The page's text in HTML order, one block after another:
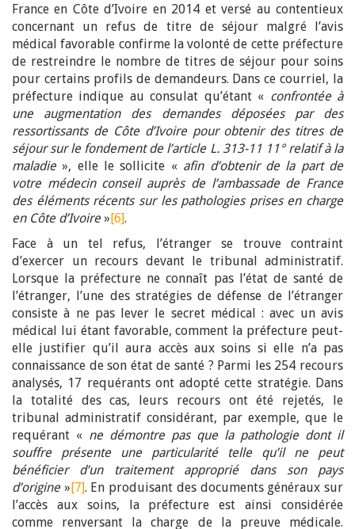
France en Côte d’Ivoire en 2014 et versé au contentieux
concernant un refus de titre de séjour malgré l’avis
médical favorable confirme la volonté de cette préfecture
de restreindre le nombre de titres de séjour pour soins
pour certains profils de demandeurs. Dans ce courriel, la
préfecture indique au consulat qu’étant « confrontée à
une augmentation des demandes déposées par des
ressortissants de Côte d’Ivoire pour obtenir des titres de
séjour sur le fondement de l’article L. 313-11 11° relatif à la
maladie», elle le sollicite « afin d’obtenir de la part de
votre médecin conseil auprès de l’ambassade de France
des éléments récents sur les pathologies prises en charge
en Côte d’Ivoire»[6].
Face à un tel refus, l’étranger se trouve contraint
d’exercer un recours devant le tribunal administratif.
Lorsque la préfecture ne connaît pas l’état de santé de
l’étranger, l’une des stratégies de défense de l’étranger
consiste à ne pas lever le secret médical : avec un avis
médical lui étant favorable, comment la préfecture peut-
elle justifier qu’il aura accès aux soins si elle n’a pas
connaissance de son état de santé ? Parmi les 254 recours
analysés, 17 requérants ont adopté cette stratégie. Dans
la totalité des cas, leurs recours ont été rejetés, le
tribunal administratif considérant, par exemple, que le
requérant « ne démontre pas que la pathologie dont il
souffre présente une particularité telle qu’il ne peut
bénéficier d’un traitement approprié dans son pays
d’origine»[7]. En produisant des documents généraux sur
l’accès aux soins, la préfecture est ainsi considérée
comme renversant la charge de la preuve médicale.